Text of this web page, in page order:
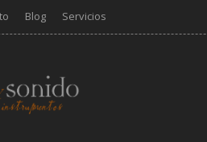
Blog Servicios